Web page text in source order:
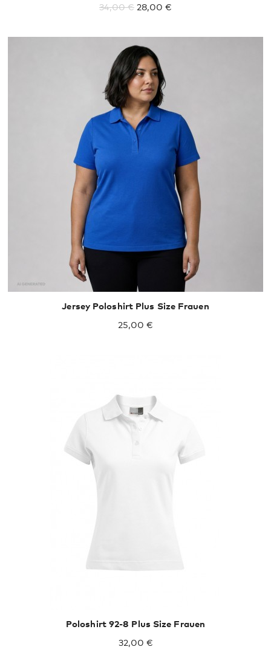
34,00 € 28,00 €
Jersey Poloshirt Plus Size Frauen
25,00 €
Poloshirt 92-8 Plus Size Frauen
32,00 €